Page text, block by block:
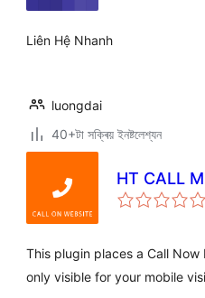
Liên Hệ Nhanh
luongdai
40+টা সক্ৰিয় ইনষ্টলেশ্যন
HT CALL
This plugin places a Call
only visible for your mobile